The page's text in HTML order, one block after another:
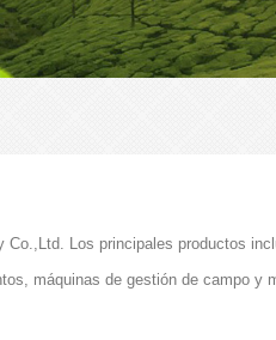
Co.,Ltd. Los principales productos
máquinas de gestión de campo y